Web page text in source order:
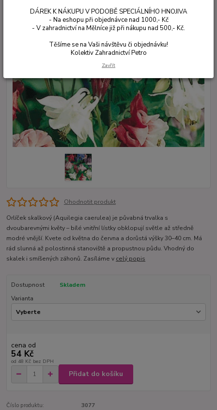
Ohodnotit produkt
Orlíček skalkový (Aquilegia caerulea) je půvabná trvalka s
dvoubarevnými květy – bílé vnitřní lístky obklopují světle až středně
modré vnější. Kvete od května do června a dorůstá výšky 30–40 cm. Má
rád slunná až polostinná stanoviště a propustnou půdu. Vhodný do
skalek i smíšených záhonů. Zasíláme v celý popis
Dostupnost
Skladem
Varianta
cena od
54 Kč
od 48 Kč bez DPH
Přidat do košíku
Číslo produktu: 3077
DÁREK K NÁKUPU V PODOBĚ SPECIÁLNÍHO HNOJIVA
- Na eshopu při objednávce nad 1000,- Kč
- V zahradnictví na Mělníce již při nákupu nad 500,- Kč.
Těšíme se na Vaši návštěvu či objednávku!
Kolektiv Zahradnictví Petro
Zavřít